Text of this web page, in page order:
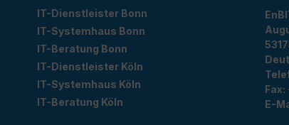
IT-Dienstleister Bonn
IT-Systemhaus Bonn
IT-Beratung Bonn
IT-Dienstleister Köln
IT-Systemhaus Köln
IT-Beratung Köln
Fax:
E-